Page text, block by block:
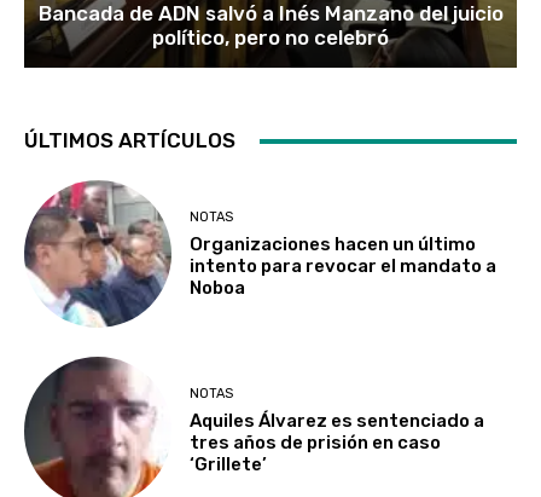
Bancada de ADN salvó a Inés Manzano del juicio
político, pero no celebró
ÚLTIMOS ARTÍCULOS
NOTAS
Organizaciones hacen un último
intento para revocar el mandato a
Noboa
NOTAS
Aquiles Álvarez es sentenciado a
tres años de prisión en caso
‘Grillete’